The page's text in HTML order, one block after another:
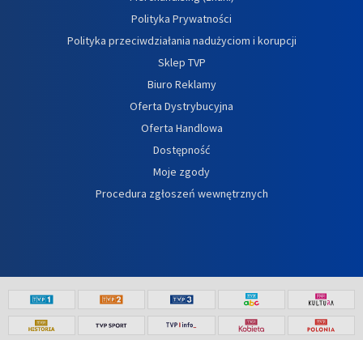
Polityka Prywatności
Polityka przeciwdziałania nadużyciom i korupcji
Sklep TVP
Biuro Reklamy
Oferta Dystrybucyjna
Oferta Handlowa
Dostępność
Moje zgody
Procedura zgłoszeń wewnętrznych